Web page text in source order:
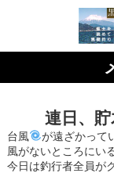
連日、
台風
が遠ざかって
風がないところにい
今日は釣行者全員が